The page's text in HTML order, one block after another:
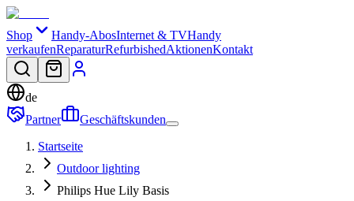
Shop Handy-AbosInternet & TVHandy
verkaufenReparaturRefurbishedAktionenKontakt
de
Partner
Geschäftskunden
Startseite
Outdoor lighting
Philips Hue Lily Basis